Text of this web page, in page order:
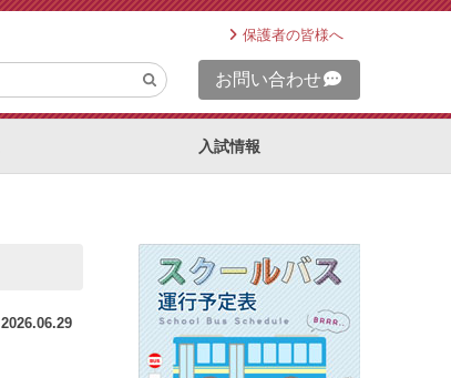
保護者の皆様へ
お問い合わせ
入試情報
2026.06.29